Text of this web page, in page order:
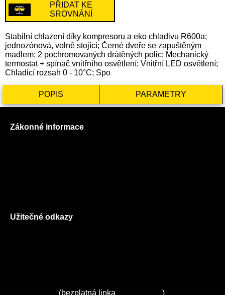
PŘIDAT KE
SROVNÁNÍ
Stabilní chlazení díky kompresoru a eko chladivu R600a;
jednozónová, volně stojící; Černé dveře se zapuštěným
madlem; 2 pochromovaných drátěných polic; Mechanický
termostat + spínač vnitřního osvětlení; Vnitřní LED osvětlení;
Chladicí rozsah 0 - 10°C; Spo
POPIS PARAMETRY
Zákonné informace
Užitečné odkazy
(bezplatná linka )